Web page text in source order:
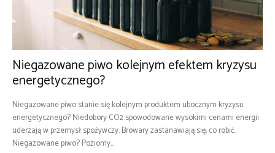
Niegazowane piwo kolejnym efektem kryzysu
energetycznego?
Niegazowane piwo stanie się kolejnym produktem ubocznym kryzysu
energetycznego? Niedobory CO2 spowodowane wysokimi cenami energii
uderzają w przemysł spożywczy. Browary zastanawiają się, co robić.
Niegazowane piwo? Poziomy...